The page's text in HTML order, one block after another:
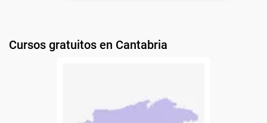
Cursos gratuitos en Cantabria